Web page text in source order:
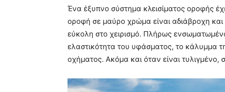
Ένα έξυπνο σύστημα κλεισίματος οροφής
οροφή σε μαύρο χρώμα είναι αδιάβροχη και
εύκολη στο χειρισμό. Πλήρως
ελαστικότητα του υφάσματος, το κάλυμμα
οχήματος. Ακόμα και όταν είναι τυλιγμένο,